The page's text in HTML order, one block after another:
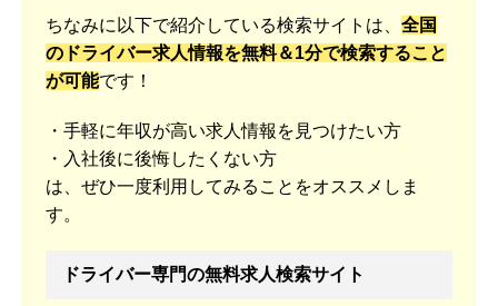
ちなみに以下で紹介している検索サイトは、 全国
のドライバー求人情報を無料＆1分で検索すること
が可能です！
・手軽に年収が高い求人情報を見つけたい方
・入社後に後悔したくない方
は、ぜひ一度利用してみることをオススメしま
す。
ドライバー専門の無料求人検索サイト